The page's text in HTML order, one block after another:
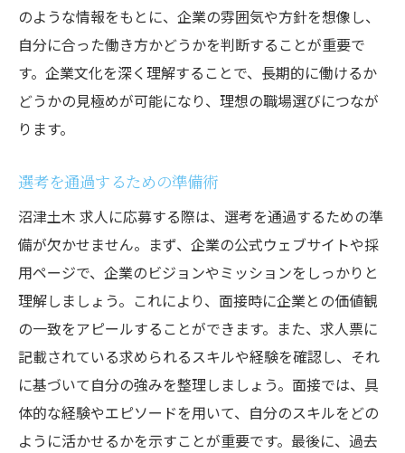
のような情報をもとに、企業の雰囲気や方針を想像し、
自分に合った働き方かどうかを判断することが重要で
す。企業文化を深く理解することで、長期的に働けるか
どうかの見極めが可能になり、理想の職場選びにつなが
ります。
選考を通過するための準備術
沼津土木 求人に応募する際は、選考を通過するための準
備が欠かせません。まず、企業の公式ウェブサイトや採
用ページで、企業のビジョンやミッションをしっかりと
理解しましょう。これにより、面接時に企業との価値観
の一致をアピールすることができます。また、求人票に
記載されている求められるスキルや経験を確認し、それ
に基づいて自分の強みを整理しましょう。面接では、具
体的な経験やエピソードを用いて、自分のスキルをどの
ように活かせるかを示すことが重要です。最後に、過去